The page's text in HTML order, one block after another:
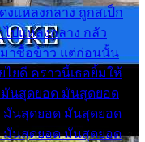
งแหลงกลาง ถูกสเป็ก
ไปแหลงกลาง กลัว
มาซื้อข้าว แต่ก่อนนั้น
ไยดี คราวนี้เธอยิ้มให้
มันสุดยอด มันสุดยอด
นสุดยอด มันสุดยอด
นสุดยอด มันสุดยอด